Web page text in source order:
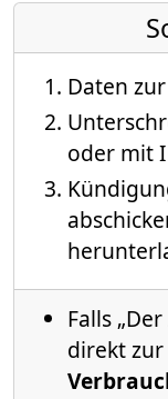
Daten
oder mit
Falls
direkt